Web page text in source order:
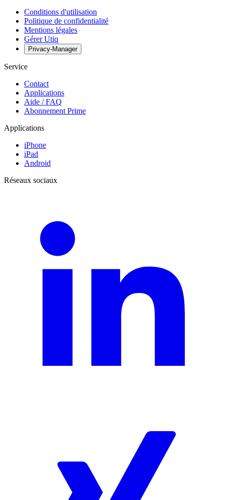
Conditions d'utilisation
Politique de confidentialité
Mentions légales
Gérer Utiq
Privacy-Manager
Service
Contact
Applications
Aide / FAQ
Abonnement Prime
Applications
iPhone
iPad
Android
Réseaux sociaux